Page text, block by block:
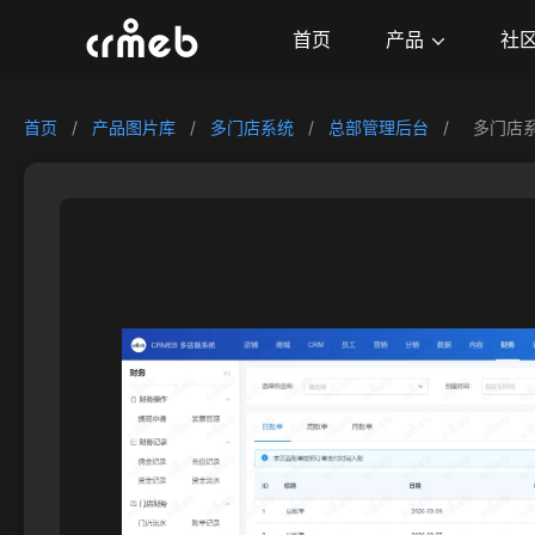
首页 产品 社
首页 / 产品图片库 / 多门店系统 / 总部管理后台 / 多门店